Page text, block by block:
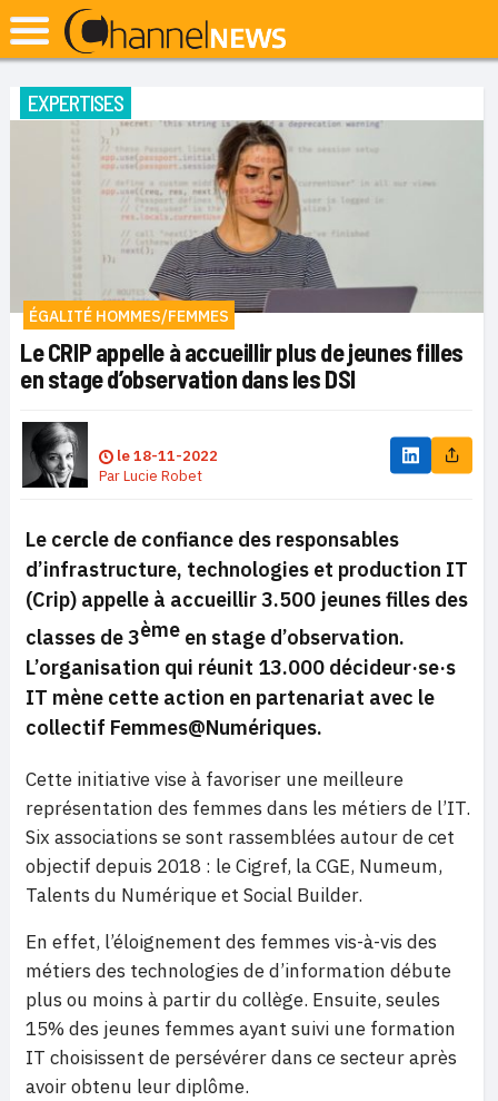
EXPERTISES
ÉGALITÉ HOMMES/FEMMES
Le CRIP appelle à accueillir plus de jeunes filles
en stage d’observation dans les DSI
le18-11-2022
ParLucie Robet
Le cercle de confiance des responsables
d’infrastructure, technologies et production IT
(Crip) appelle à accueillir 3.500 jeunes filles des
classes de 3ème en stage d’observation.
L’organisation qui réunit 13.000 décideur·se·s
IT mène cette action en partenariat avec le
collectif Femmes@Numériques.
Cette initiative vise à favoriser une meilleure
représentation des femmes dans les métiers de l’IT.
Six associations se sont rassemblées autour de cet
objectif depuis 2018 : le Cigref, la CGE, Numeum,
Talents du Numérique et Social Builder.
En effet, l’éloignement des femmes vis-à-vis des
métiers des technologies de d’information débute
plus ou moins à partir du collège. Ensuite, seules
15% des jeunes femmes ayant suivi une formation
IT choisissent de persévérer dans ce secteur après
avoir obtenu leur diplôme.